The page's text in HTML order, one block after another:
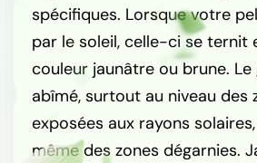
spécifiques. Lorsque votre
par le soleil, celle-ci se ternit
couleur jaunâtre ou brune. Le
abîmé, surtout au niveau des
exposées aux rayons
même des zones dégarnies.